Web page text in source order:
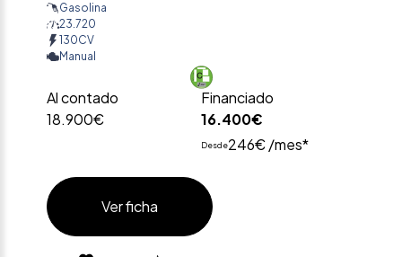
Gasolina
23.720
130CV
Manual
Al contado
18.900€
Financiado
16.400€
Desde246€ /mes*
Ver ficha